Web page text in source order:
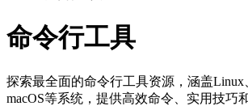
命令行工具
探索最全面的命令行工具资源，涵盖Linux
macOS等系统，提供高效命令、实用技巧